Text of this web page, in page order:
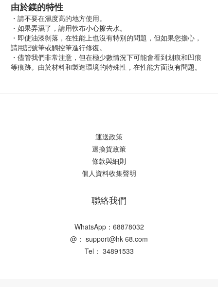
由於鎂的特性
・請不要在濕度高的地方使用。
・如果弄濕了，請用軟布小心擦去水。
・即使油漆剝落，在性能上也沒有特別的問題，但如果您擔心，
請用記號筆或觸控筆進行修復。
・儘管我們非常注意，但在極少數情況下可能會看到划痕和凹痕
等痕跡。由於材料和製造環境的特殊性，在性能方面沒有問題。
運送政策
退換貨政策
條款與細則
個人資料收集聲明
聯絡我們
WhatsApp：68878032
@： support@hk-68.com
Tel： 34891533